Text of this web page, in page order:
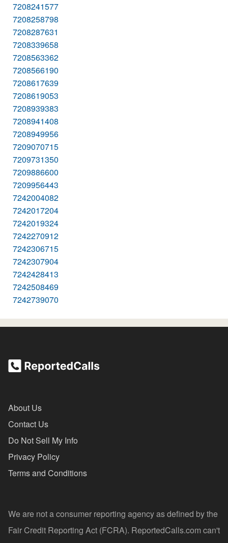
7208241577
7208258798
7208287631
7208339658
7208563362
7208566190
7208617639
7208619053
7208939383
7208941408
7208949956
7209070715
7209731350
7209886600
7209956443
7242004082
7242017204
7242019324
7242270912
7242306715
7242307904
7242428413
7242508469
7242739070
About Us
Contact Us
Do Not Sell My Info
Privacy Policy
Terms and Conditions
We are not a consumer reporting agency as defined by the
Fair Credit Reporting Act (FCRA). ReportedCalls.com can't